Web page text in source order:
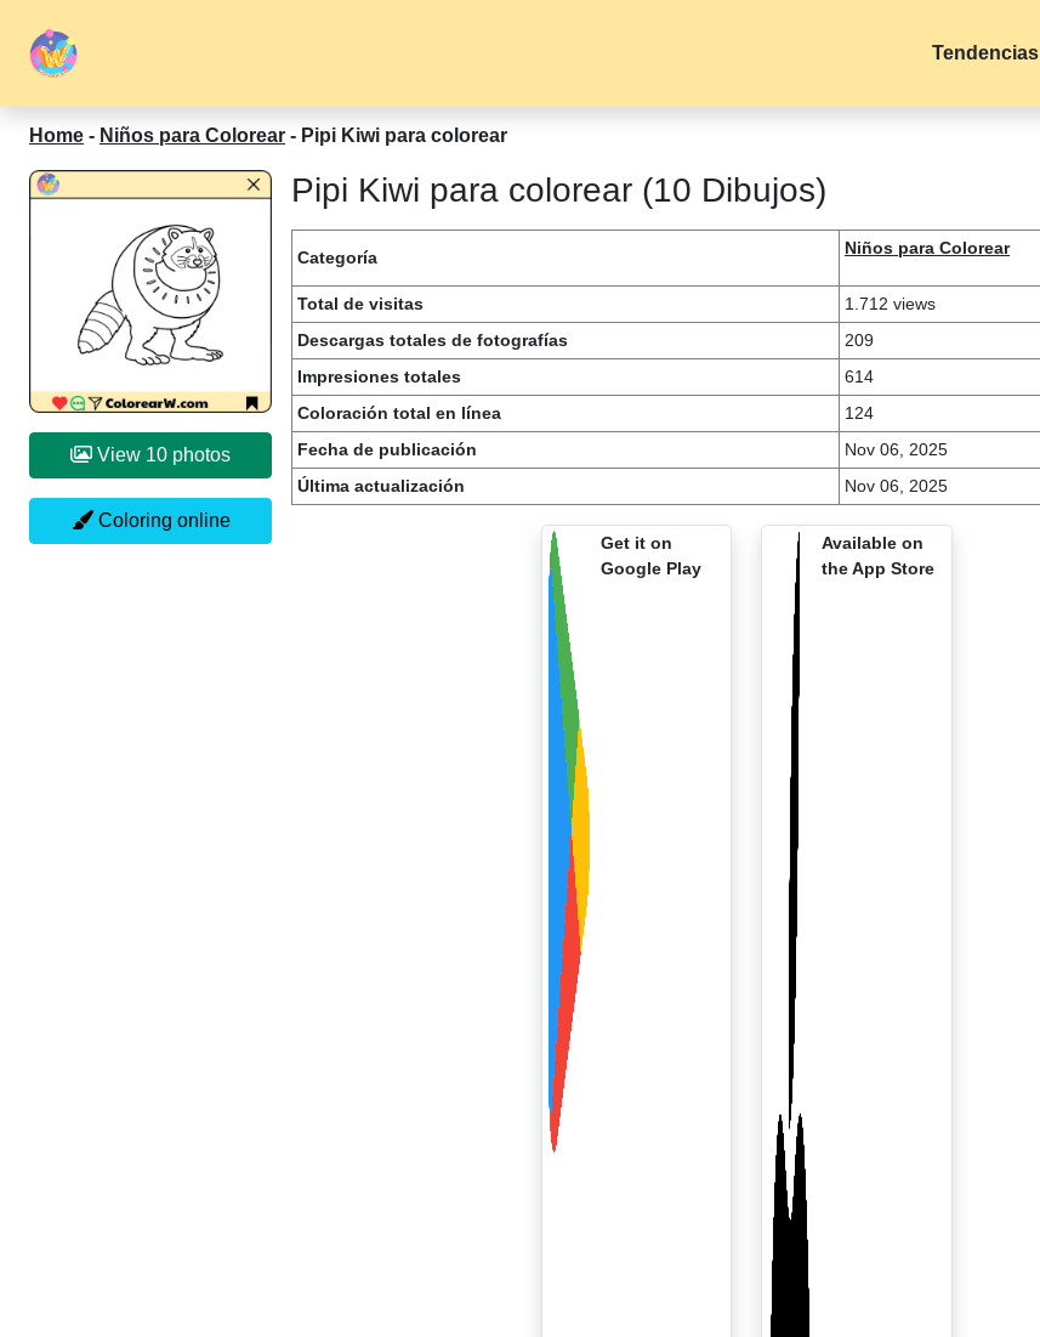
Tendencias
Home - Niños para Colorear - Pipi Kiwi para colorear
View 10 photos
Coloring online
Pipi Kiwi para colorear (10 Dibujos)
Categoría Niños para Colorear
Total de visitas
1.712 views
Descargas totales de fotografías
209
Impresiones totales
614
Coloración total en línea
124
Fecha de publicación
Nov 06, 2025
Última actualización
Nov 06, 2025
Get it on
Google Play
Available on
the App Store